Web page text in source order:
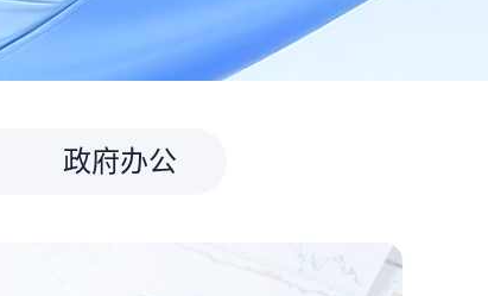
政府办公